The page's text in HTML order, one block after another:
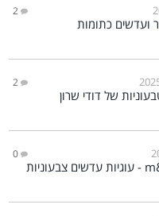
2
ועדשים כתומות
2
של דודי שרון
0
עוגיות m&m - עוגיות עדשים צבעוניות